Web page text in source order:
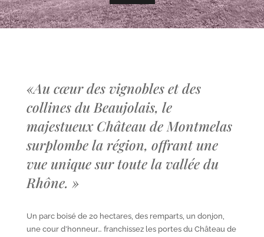
«Au cœur des vignobles et des
collines du Beaujolais, le
majestueux Château de Montmelas
surplombe la région, offrant une
vue unique sur toute la vallée du
Rhône. »
Un parc boisé de 20 hectares, des remparts, un donjon,
une cour d’honneur… franchissez les portes du Château de